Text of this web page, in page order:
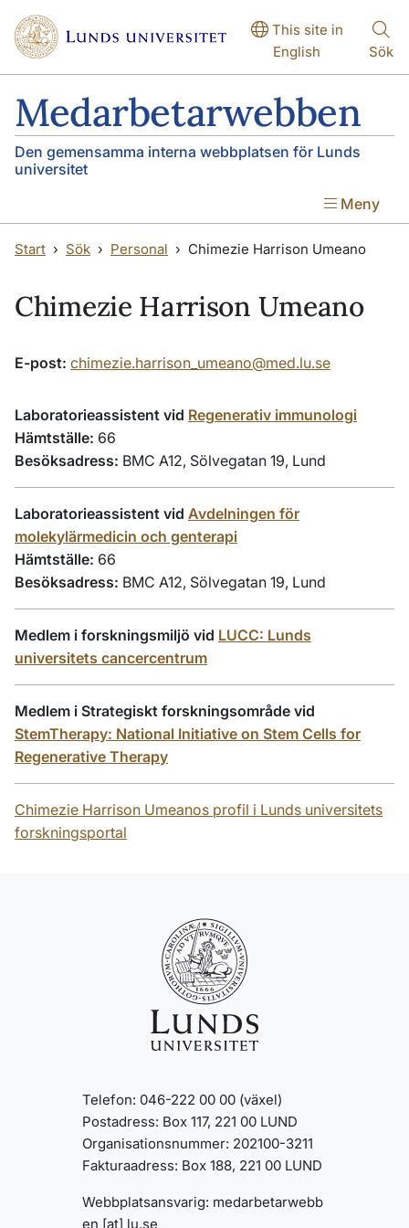
Hoppa till huvudinnehåll
Hoppa till huvudinnehåll
This site in
English
Sök
Medarbetarwebben
Den gemensamma interna webbplatsen för Lunds
universitet
Meny
Start Sök Personal Chimezie Harrison Umeano
Chimezie Harrison Umeano
E-post: chimezie.harrison_umeano@med.lu.se
Laboratorieassistent vid Regenerativ immunologi
Hämtställe: 66
Besöksadress: BMC A12, Sölvegatan 19, Lund
Laboratorieassistent vid Avdelningen för
molekylärmedicin och genterapi
Hämtställe: 66
Besöksadress: BMC A12, Sölvegatan 19, Lund
Medlem i forskningsmiljö vid LUCC: Lunds
universitets cancercentrum
Medlem i Strategiskt forskningsområde vid
StemTherapy: National Initiative on Stem Cells for
Regenerative Therapy
Chimezie Harrison Umeanos profil i Lunds universitets
forskningsportal
Telefon: 046-222 00 00 (växel)
Postadress: Box 117, 221 00 LUND
Organisationsnummer: 202100-3211
Fakturaadress: Box 188, 221 00 LUND
Webbplatsansvarig: medarbetarwebb
en [at] lu.se